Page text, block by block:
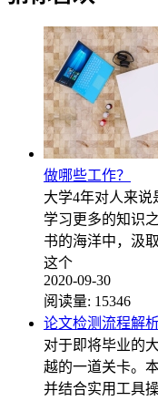
做哪些工作？
大学4年对人来
学习更多的知识
书的海洋中，汲
这个
2020-09-30
阅读量: 15346
论文检测流程解
对于即将毕业的
越的一道关卡。
并结合实用工具